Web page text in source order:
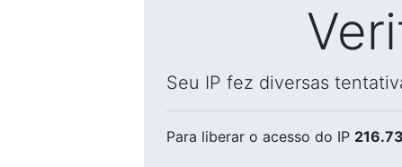
Seu IP fez diversas
Para liberar o acesso do IP